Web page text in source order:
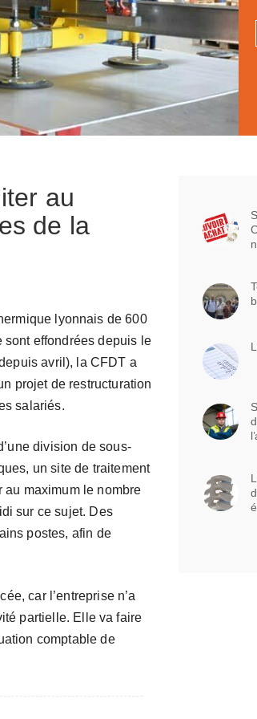
au
de la
lyonnais de 600
effondrées depuis le
avril), la CFDT a
projet de restructuration
salariés.
division de sous-
un site de traitement
au maximum le nombre
sur ce sujet. Des
postes, afin de
car l’entreprise n’a
partielle. Elle va faire
comptable de